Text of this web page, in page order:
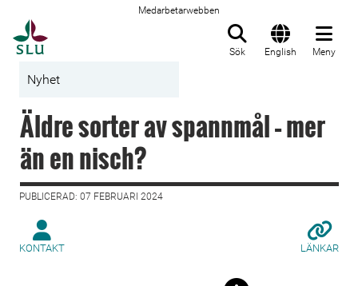
Medarbetarwebben
Sök English Meny
Nyhet
Äldre sorter av spannmål – mer
än en nisch?
PUBLICERAD: 07 FEBRUARI 2024
KONTAKT LÄNKAR